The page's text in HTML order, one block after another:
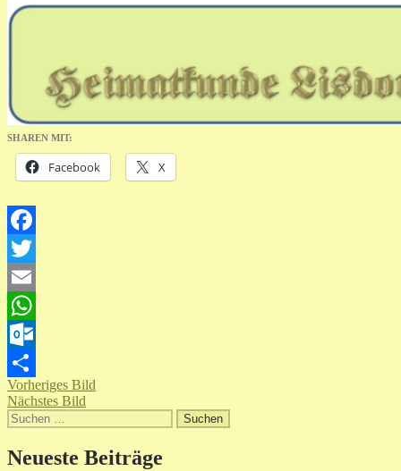
SHAREN MIT:
Facebook X
Facebook
Twitter
Email
WhatsApp
Outlook.com
Teilen
Vorheriges Bild
Nächstes Bild
Suchen
nach:
Neueste Beiträge